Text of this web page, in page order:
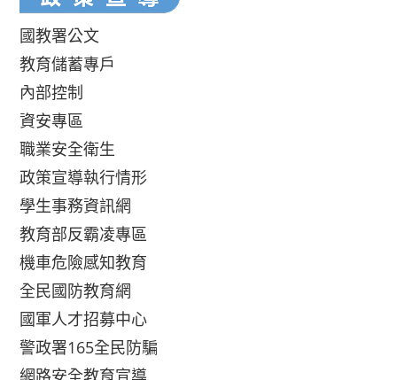
國教署公文
教育儲蓄專戶
內部控制
資安專區
職業安全衛生
政策宣導執行情形
學生事務資訊網
教育部反霸凌專區
機車危險感知教育
全民國防教育網
國軍人才招募中心
警政署165全民防騙
網路安全教育宣導